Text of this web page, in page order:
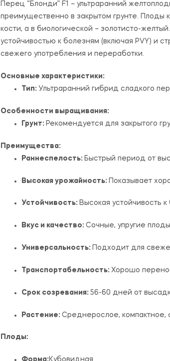
Перец “Блонди” F1 – ультраранний
преимущественно в закрытом грунте.
Плоды
кости, а в биологической – золотисто-желтый.
устойчивостью к болезням (включая PVY) и
свежего употребления и переработки.
Основные характеристики:
Тип: Ультраранний гибрид сладкого
Особенности выращивания:
Грунт: Рекомендуется для закрытого
Преимущества:
Раннеспелость: Быстрый период от
Высокая урожайность: Показывает
Устойчивость: Высокая устойчивость
Вкус и качество: Сочные, упругие
Универсальность: Подходит для
Транспортабельность: Хорошо
Срок созревания: 56-60 дней от
Растение: Среднерослое, компактное,
Плоды:
Форма: Кубовидная.